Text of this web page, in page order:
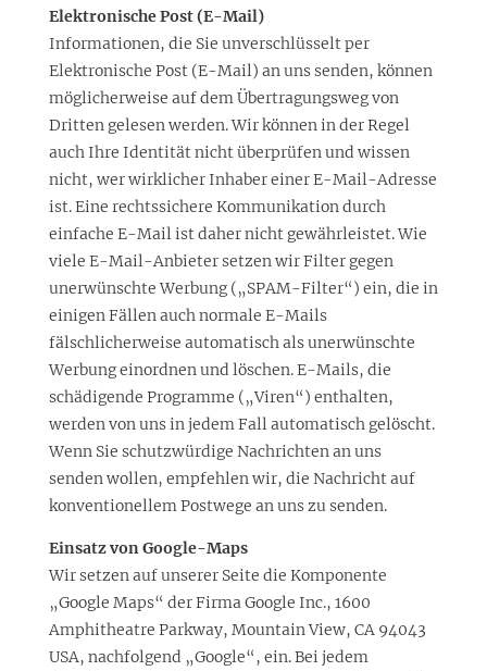
Elektronische Post (E-Mail)
Informationen, die Sie unverschlüsselt per
Elektronische Post (E-Mail) an uns senden, können
möglicherweise auf dem Übertragungsweg von
Dritten gelesen werden. Wir können in der Regel
auch Ihre Identität nicht überprüfen und wissen
nicht, wer wirklicher Inhaber einer E-Mail-Adresse
ist. Eine rechtssichere Kommunikation durch
einfache E-Mail ist daher nicht gewährleistet. Wie
viele E-Mail-Anbieter setzen wir Filter gegen
unerwünschte Werbung („SPAM-Filter“) ein, die in
einigen Fällen auch normale E-Mails
fälschlicherweise automatisch als unerwünschte
Werbung einordnen und löschen. E-Mails, die
schädigende Programme („Viren“) enthalten,
werden von uns in jedem Fall automatisch gelöscht.
Wenn Sie schutzwürdige Nachrichten an uns
senden wollen, empfehlen wir, die Nachricht auf
konventionellem Postwege an uns zu senden.
Einsatz von Google-Maps
Wir setzen auf unserer Seite die Komponente
„Google Maps“ der Firma Google Inc., 1600
Amphitheatre Parkway, Mountain View, CA 94043
USA, nachfolgend „Google“, ein. Bei jedem